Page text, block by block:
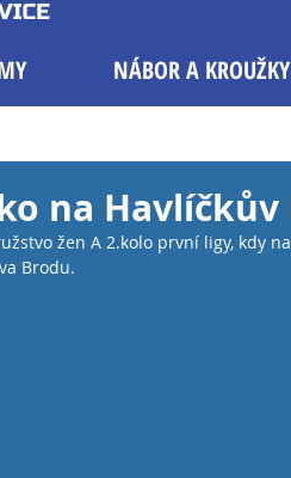
NÁBOR A KROUŽKY
na
žen A 2.kolo první ligy, kdy
Brodu.